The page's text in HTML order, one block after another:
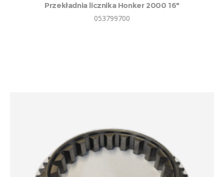
Przekładnia licznika Honker 2000 16″
053799700